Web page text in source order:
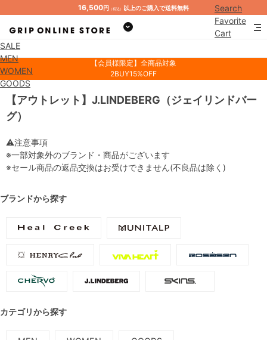
16,500円 （税込） 以上のご購入で送料無料
Search
Favorite
Cart
SALE
MEN
WOMEN
GOODS
【会員様限定】全商品対象
2BUY15%OFF
【アウトレット】J.LINDEBERG（ジェイリンドバー
グ）
⚠注意事項
※一部対象外のブランド・商品がございます
※セール商品の返品交換はお受けできません(不良品は除く)
ブランドから探す
カテゴリから探す